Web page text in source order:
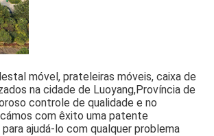
móvel, prateleiras móveis, caixa de
na cidade de Luoyang,Província de
controle de qualidade e no
com êxito uma patente
ajudá-lo com qualquer problema